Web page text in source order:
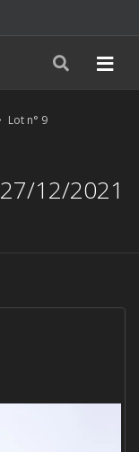
Lot n° 9
12/2021